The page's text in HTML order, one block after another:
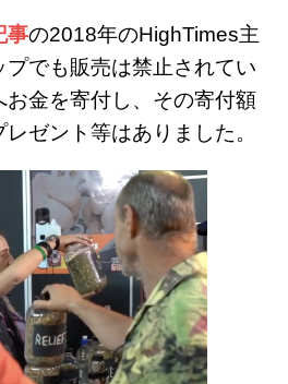
事の2018年のHighTimes主
でも販売は禁止されてい
お金を寄付し、その寄付額
ゼント等はありました。